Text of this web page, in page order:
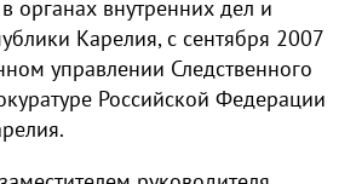
органах внутренних дел и
Карелия, с сентября 2007
управлении Следственного
Российской Федерации